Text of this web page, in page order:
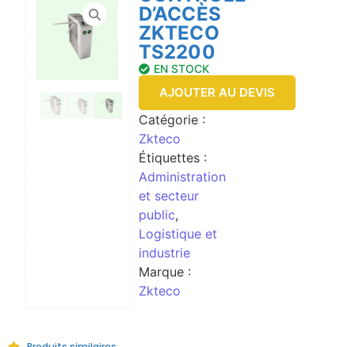
D’ACCÈS
ZKTECO
TS2200
EN STOCK
AJOUTER AU DEVIS
Catégorie :
Zkteco
Étiquettes :
Administration
et secteur
public,
Logistique et
industrie
Marque :
Zkteco